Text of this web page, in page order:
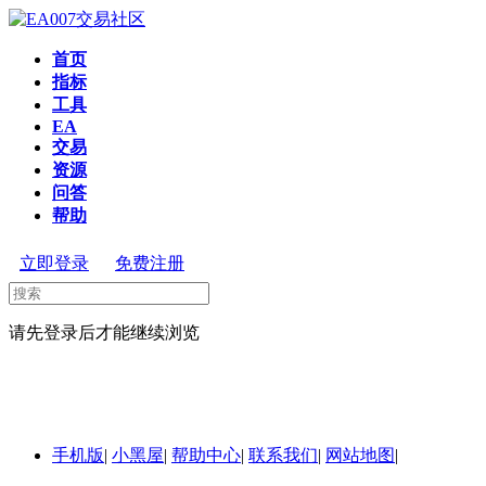
首页
指标
工具
EA
交易
资源
问答
帮助
立即登录 免费注册
请先登录后才能继续浏览
手机版| 小黑屋| 帮助中心| 联系我们| 网站地图|